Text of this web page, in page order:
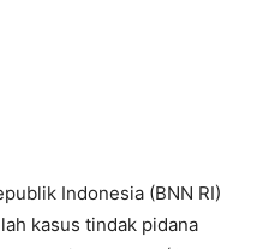
Indonesia (BNN RI)
kasus tindak pidana